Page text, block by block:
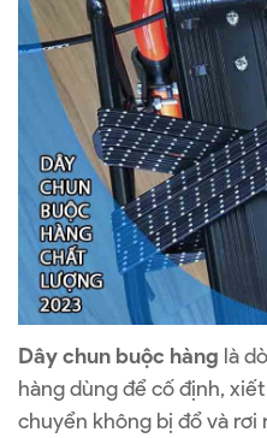
Dây chun buộc hàng là
hàng dùng để cố định,
chuyển không bị đổ và rơi